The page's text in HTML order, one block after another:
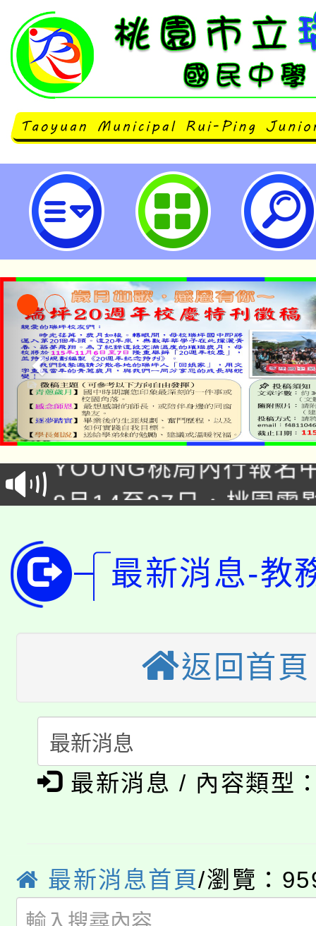
113年度「中小學國際教育課程領
坊」-桃園市立瑞坪國民中學
「本色祭」8/29、30在
場熱烈登場!
8/21下午1時於龍潭區
徵才活動。
YOUNG桃局內行報名
局官網。
8月14至27日，桃園電
田徑場及游泳池舉行。
桃園市低收入戶享有免
視費優惠，中低收入戶
半價優惠，詳情可洽有
大園自造教育及科技中
份教師增能研習
大溪自造教育及科技中
份教師研習
淨零綠生活教案入校路
會
115年食農教育專業人
程
「本色祭」8/29、30在
場熱烈登場!
8/21下午1時於龍潭區
開!
115年桃園市運動會8/
田徑場及游泳池舉行。
桃園市低收入戶享有免
最新消息-教
返回首頁
最新消息 / 內容類型
最新消息首頁/瀏覽：